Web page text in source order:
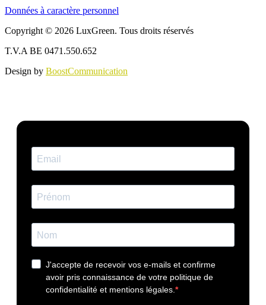
Données à caractère personnel
Copyright © 2026 LuxGreen. Tous droits réservés
T.V.A BE 0471.550.652
Design by BoostCommunication